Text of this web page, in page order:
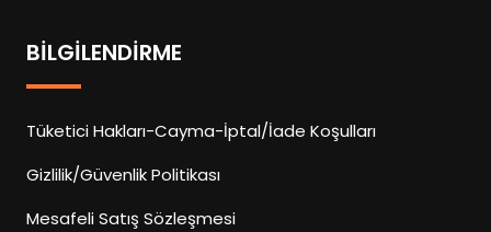
BILGILENDIRME
Tüketici Hakları-Cayma-İptal/İade Koşulları
Gizlilik/Güvenlik Politikası
Mesafeli Satış Sözleşmesi